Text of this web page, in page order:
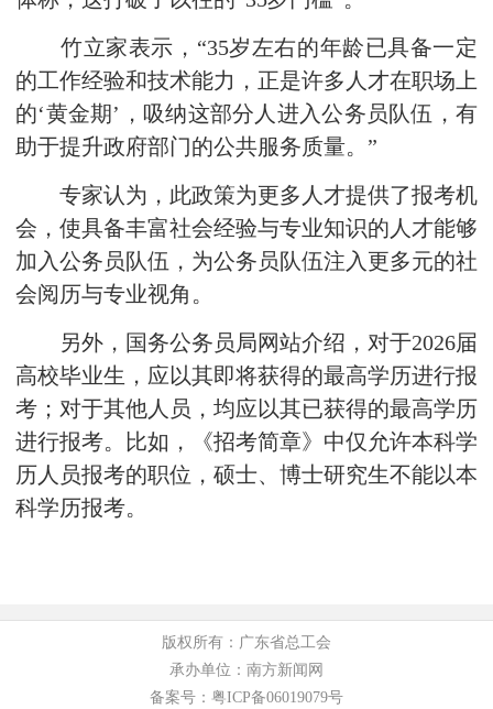
竹立家表示，“35岁左右的年龄已具备一定
的工作经验和技术能力，正是许多人才在职场上
的‘黄金期’，吸纳这部分人进入公务员队伍，有
助于提升政府部门的公共服务质量。”
专家认为，此政策为更多人才提供了报考机
会，使具备丰富社会经验与专业知识的人才能够
加入公务员队伍，为公务员队伍注入更多元的社
会阅历与专业视角。
另外，国务公务员局网站介绍，对于2026届
高校毕业生，应以其即将获得的最高学历进行报
考；对于其他人员，均应以其已获得的最高学历
进行报考。比如，《招考简章》中仅允许本科学
历人员报考的职位，硕士、博士研究生不能以本
科学历报考。
版权所有：广东省总工会
承办单位：南方新闻网
备案号：粤ICP备06019079号